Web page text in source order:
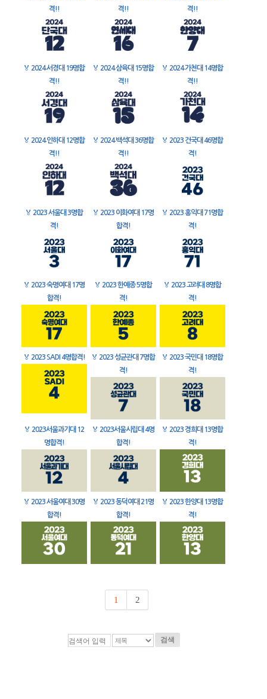
격!!
격!!
격!!
🏅 2024 서경대 19명합
격!!
🏅 2024 삼육대 15명합
격!!
🏅 2024 가천대 14명합
격!!
🏅 2024 인하대 12명합
격!!
🏅 2024 백석대 36명합
격!!
🏅 2023 건국대 46명합
격!
🏅 2023 서울대 3명합
격!
🏅 2023 이화여대 17명
합격!
🏅 2023 홍익대 71명합
격!
🏅 2023 숙명여대 17명
합격!
🏅 2023 한예종 5명합
격!
🏅 2023 고려대 8명합
격!
🏅 2023 SADI 4명합격! 🏅 2023 성균관대 7명합
격!
🏅 2023 국민대 18명합
격!
🏅 2023서울과기대 12
명합격!
🏅 2023서울시립대 4명
합격!
🏅 2023 경희대 13명합
격!
🏅 2023 서울여대 30명
합격!
🏅 2023 동덕여대 21명
합격!
🏅 2023 한양대 13명합
격!
1 2
검색